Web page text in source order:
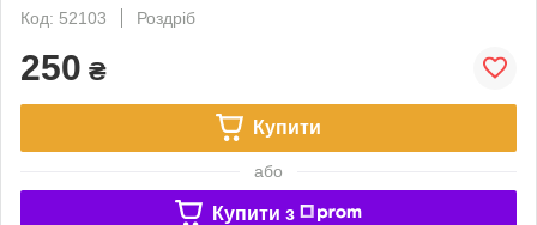
Код: 52103
Роздріб
250 ₴
Купити
або
Купити з